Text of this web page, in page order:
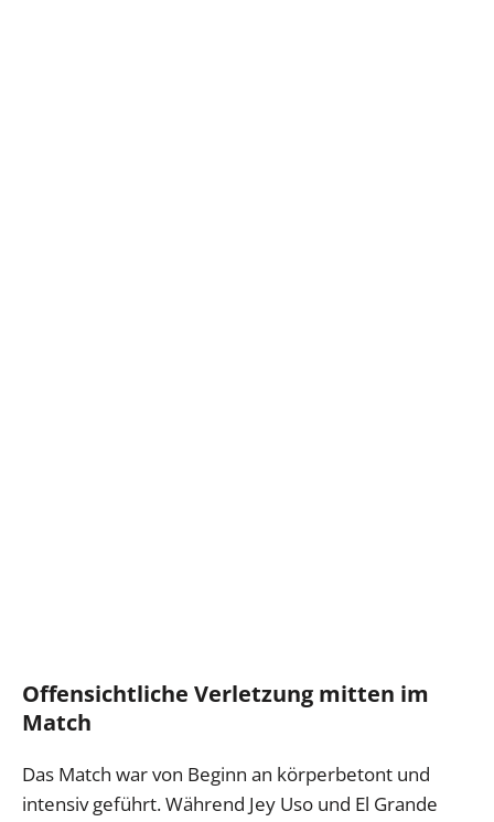
Offensichtliche Verletzung mitten im
Match
Das Match war von Beginn an körperbetont und
intensiv geführt. Während Jey Uso und El Grande